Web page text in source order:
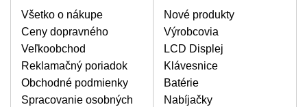
výrobcov. Na našich webových stránkach
ju vyhľadáte veľmi ľahko za pomoci
vyhľadávača. Stačí poznať model
notebooku. Pri každej klávesnici nesmie
chýbať detailná fotografia k aktuálnemu
stavu nášho skladu.
Všetko o nákupe
Ceny dopravného
Veľkoobchod
Reklamačný poriadok
Obchodné podmienky
Spracovanie osobných
Nové produkty
Výrobcovia
LCD Displej
Klávesnice
Batérie
Nabíjačky